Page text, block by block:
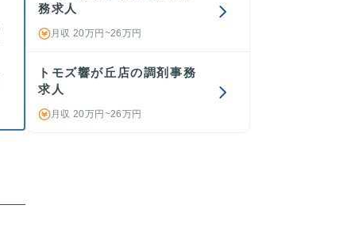
務求人
月収 20万円~26万円
トモズ響が丘店の調剤事務
求人
月収 20万円~26万円